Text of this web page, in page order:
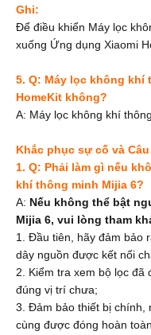
Ghi:
Để điều khiển Máy lọc
xuống Ứng dụng Xiaomi
5. Q: Máy lọc không khí
HomeKit không?
A: Máy lọc không khí
Khắc phục sự cố và
1. Q: Phải làm gì nếu
khí thông minh Mijia 6?
A: Nếu không thể bật
Mijia 6, vui lòng tham
1. Đầu tiên, hãy đảm bảo
dây nguồn được kết nối
2. Kiểm tra xem bộ lọc
đúng vị trí chưa;
3. Đảm bảo thiết bị chính,
cùng được đóng hoàn